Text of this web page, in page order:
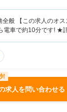
全般 【この求人のオ
電車で約10分です! ★
求人を問い合わせる